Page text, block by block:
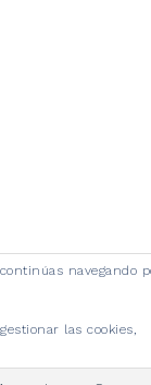
navegando
las cookies,